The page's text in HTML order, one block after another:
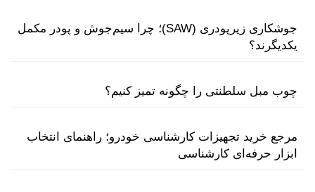
جوشکاری زیرپودری (SAW)؛ چرا سیم‌جوش و پودر مکمل
یکدیگرند؟
چوب مبل سلطنتی را چگونه تمیز کنیم؟
مرجع خرید تجهیزات کارشناسی خودرو؛ راهنمای انتخاب
ابزار حرفه‌ای کارشناسی